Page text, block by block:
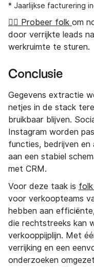
* Jaarlijkse facturering
👉🏼 Probeer folk om
door verrijkte leads
werkruimte te sturen.
Conclusie
Gegevens extractie
netjes in de stack
bruikbaar blijven.
Instagram worden
functies, bedrijven
aan een stabiel
met CRM.
Voor deze taak is folk
voor verkoopteams
hebben aan
die rechtstreeks kan
verkooppijplijn. Met
verrijking en een
onderzoeken